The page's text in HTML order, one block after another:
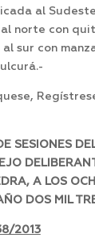
al
norte con
al sur con
SESIONES
A LOS
DOS MIL
2013